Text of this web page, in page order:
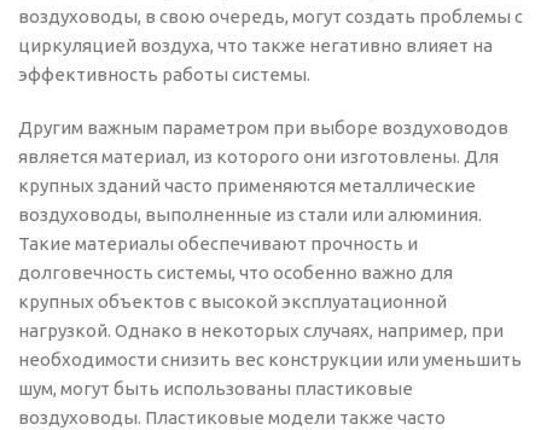
воздуховоды, в свою очередь, могут создать проблемы с
циркуляцией воздуха, что также негативно влияет на
эффективность работы системы.
Другим важным параметром при выборе воздуховодов
является материал, из которого они изготовлены. Для
крупных зданий часто применяются металлические
воздуховоды, выполненные из стали или алюминия.
Такие материалы обеспечивают прочность и
долговечность системы, что особенно важно для
крупных объектов с высокой эксплуатационной
нагрузкой. Однако в некоторых случаях, например, при
необходимости снизить вес конструкции или уменьшить
шум, могут быть использованы пластиковые
воздуховоды. Пластиковые модели также часто